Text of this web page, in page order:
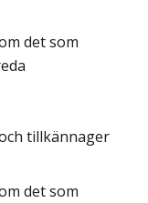
det som
tillkännager
det som